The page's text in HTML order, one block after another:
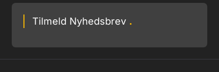
Tilmeld Nyhedsbrev .